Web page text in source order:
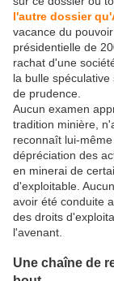
l'autre dossier
vacance du
présidentielle de
rachat d'une
la bulle
de prudence.
Aucun examen
tradition minière,
reconnaît lui-
dépréciation des
en minerai de
d'exploitable.
avoir été conduite
des droits
l'avenant.
Une chaîne de